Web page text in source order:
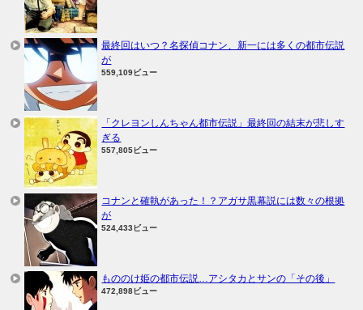
最終回はいつ？名探偵コナン、新一には多くの都市伝説
が
559,109ビュー
「クレヨンしんちゃん都市伝説」最終回の結末が悲しす
ぎる
557,805ビュー
コナンと確執があった！？アガサ黒幕説には数々の根拠
が
524,433ビュー
もののけ姫の都市伝説…アシタカとサンの「その後」
472,898ビュー